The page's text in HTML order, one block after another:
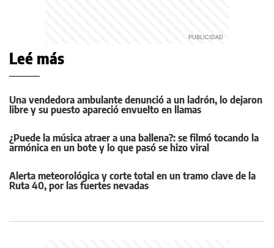
Leé más
Una vendedora ambulante denunció a un ladrón, lo dejaron
libre y su puesto apareció envuelto en llamas
¿Puede la música atraer a una ballena?: se filmó tocando la
armónica en un bote y lo que pasó se hizo viral
Alerta meteorológica y corte total en un tramo clave de la
Ruta 40, por las fuertes nevadas